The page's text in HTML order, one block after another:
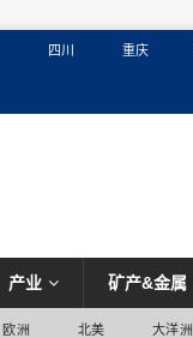
四川 重庆
产业 矿产&金属
欧洲 北美 大洋洲